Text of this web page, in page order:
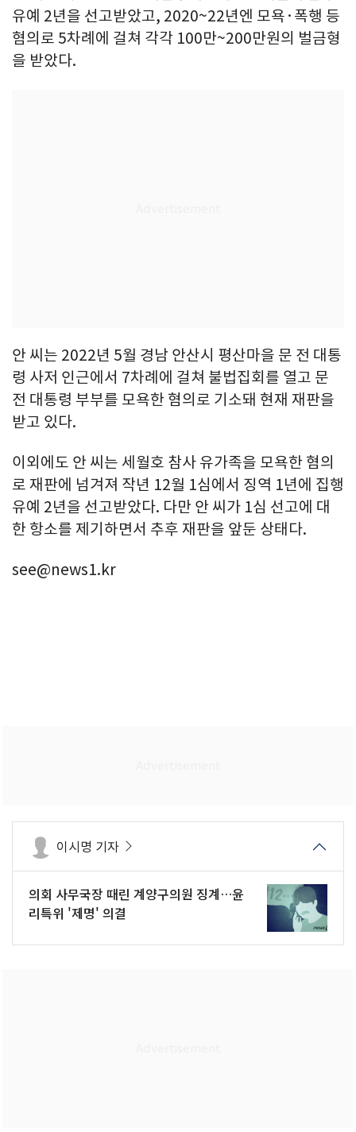
유예 2년을 선고받았고, 2020~22년엔 모욕·폭행 등
혐의로 5차례에 걸쳐 각각 100만~200만원의 벌금형
을 받았다.
안 씨는 2022년 5월 경남 안산시 평산마을 문 전 대통
령 사저 인근에서 7차례에 걸쳐 불법집회를 열고 문
전 대통령 부부를 모욕한 혐의로 기소돼 현재 재판을
받고 있다.
이외에도 안 씨는 세월호 참사 유가족을 모욕한 혐의
로 재판에 넘겨져 작년 12월 1심에서 징역 1년에 집행
유예 2년을 선고받았다. 다만 안 씨가 1심 선고에 대
한 항소를 제기하면서 추후 재판을 앞둔 상태다.
see@news1.kr
이시명 기자
의회 사무국장 때린 계양구의원 징계…윤
리특위 '제명' 의결